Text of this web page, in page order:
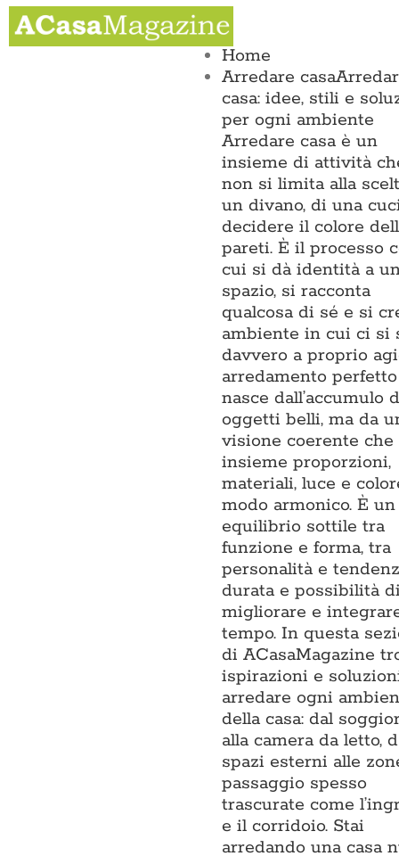
Salta
contenuto
Toggle
Navigation
Home
Arredare casa
casa: idee, stili e
per ogni ambiente
Arredare casa è un
insieme di attività
non si limita alla
un divano, di una
decidere il colore
pareti. È il processo
cui si dà identità a
spazio, si racconta
qualcosa di sé e si
ambiente in cui ci si
davvero a proprio
arredamento
nasce dall’accumulo
oggetti belli, ma da
visione coerente
insieme proporzioni,
materiali, luce e
modo armonico. È un
equilibrio sottile tra
funzione e forma, tra
personalità e
durata e possibilità
migliorare e
tempo. In questa
di ACasaMagazine
ispirazioni e
arredare ogni
della casa: dal
alla camera da letto,
spazi esterni alle
passaggio spesso
trascurate come
e il corridoio. Stai
arredando una casa